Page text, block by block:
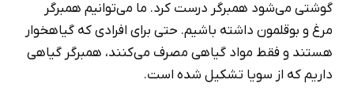
گوشتی می‌شود همبرگر درست کرد. ما می‌توانیم همبرگر
مرغ و بوقلمون داشته باشیم. حتی برای افرادی که گیاهخوار
هستند و فقط مواد گیاهی مصرف می‌کنند، همبرگر گیاهی
داریم که از سویا تشکیل شده است.